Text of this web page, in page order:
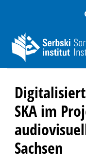
SKA im
Sachsen